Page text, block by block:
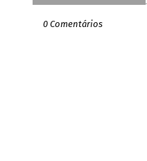
0 Comentários